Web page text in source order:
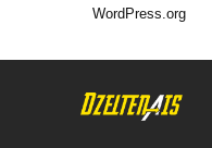
WordPress.org